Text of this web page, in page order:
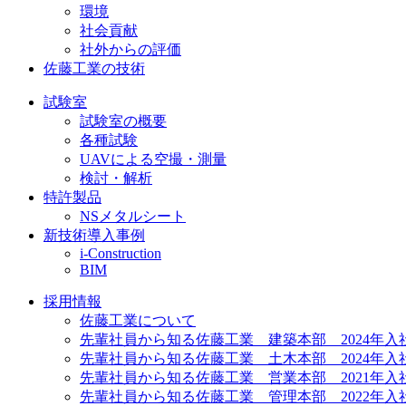
環境
社会貢献
社外からの評価
佐藤工業の技術
試験室
試験室の概要
各種試験
UAVによる空撮・測量
検討・解析
特許製品
NSメタルシート
新技術導入事例
i-Construction
BIM
採用情報
佐藤工業について
先輩社員から知る佐藤工業 建築本部 2024年入
先輩社員から知る佐藤工業 土木本部 2024年入
先輩社員から知る佐藤工業 営業本部 2021年入
先輩社員から知る佐藤工業 管理本部 2022年入